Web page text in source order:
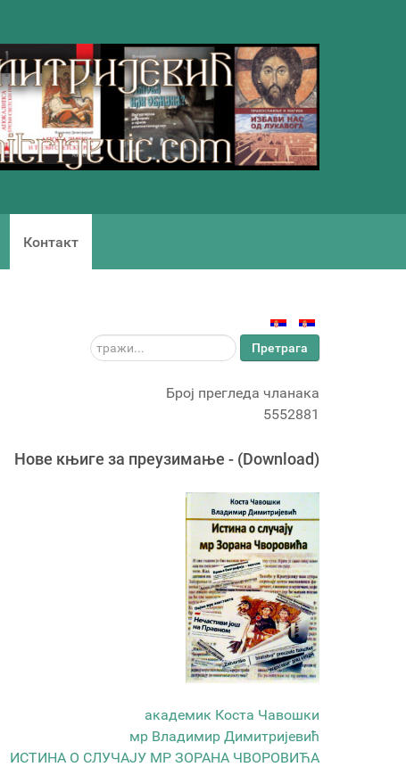
Контакт
тражи... Претрага
Број прегледа чланака
5552881
Новe књигe за преузимање - (Download)
академик Коста Чавошки
мр Владимир Димитријевић
ИСТИНА О СЛУЧАЈУ МР ЗОРАНА ЧВОРОВИЋА